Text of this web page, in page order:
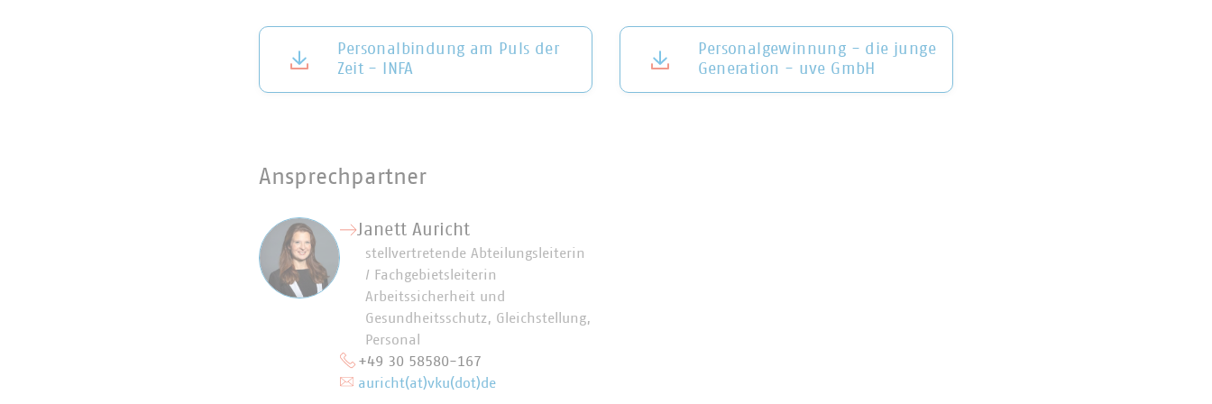
Personalbindung am Puls der
Zeit - INFA
Personalgewinnung - die junge
Generation - uve GmbH
Ansprechpartner
Janett Auricht
stellvertretende Abteilungsleiterin
/ Fachgebietsleiterin
Arbeitssicherheit und
Gesundheitsschutz, Gleichstellung,
Personal
+49 30 58580-167
auricht(at)vku(dot)de